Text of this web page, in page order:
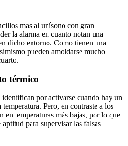
mas al unísono con gran
la alarma en cuanto notan una
dicho entorno. Como tienen una
pueden amoldarse mucho
térmico
identifican por activarse cuando hay un
Pero, en contraste a los
en temperaturas más bajas, por lo que
para supervisar las falsas